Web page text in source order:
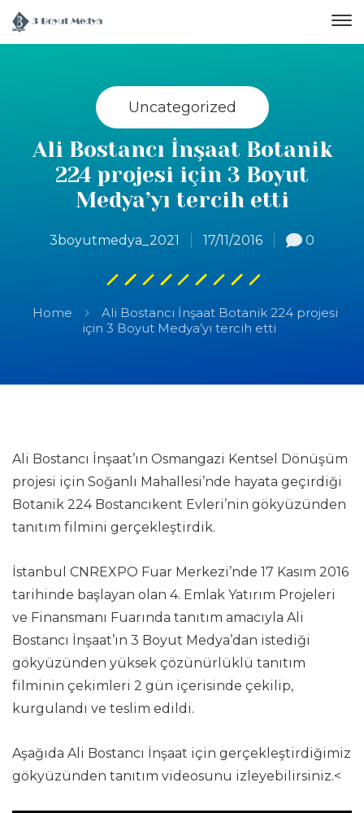
Uncategorized
Ali Bostancı İnşaat Botanik
224 projesi için 3 Boyut
Medya’yı tercih etti
3boyutmedya_2021 17/11/2016 0
Home
Ali Bostancı İnşaat Botanik 224 projesi
için 3 Boyut Medya’yı tercih etti
Ali Bostancı İnşaat’ın Osmangazi Kentsel Dönüşüm
projesi için Soğanlı Mahallesi’nde hayata geçirdiği
Botanik 224 Bostancıkent Evleri’nin gökyüzünden
tanıtım filmini gerçekleştirdik.
İstanbul CNREXPO Fuar Merkezi’nde 17 Kasım 2016
tarihinde başlayan olan 4. Emlak Yatırım Projeleri
ve Finansmanı Fuarında tanıtım amacıyla Ali
Bostancı İnşaat’ın 3 Boyut Medya’dan istediği
gökyüzünden yüksek çözünürlüklü tanıtım
filminin çekimleri 2 gün içerisinde çekilip,
kurgulandı ve teslim edildi.
Aşağıda Ali Bostancı İnşaat için gerçekleştirdiğimiz
gökyüzünden tanıtım videosunu izleyebilirsiniz.<